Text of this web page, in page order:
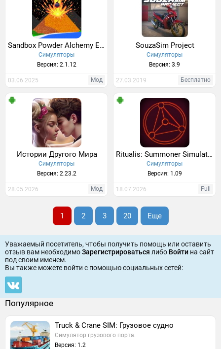
Sandbox Powder Alchemy Element
Симуляторы
Версия: 2.1.12
03.06.2025 Мод
SouzaSim Project
Симуляторы
Версия: 3.9
27.03.2019 Бесплатно
Истории Другого Мира
Симуляторы
Версия: 2.23.2
28.05.2026 Мод
Ritualis: Summoner Simulator
Симуляторы
Версия: 1.09
18.07.2026 Full
1 2 3 20 Еще
Уважаемый посетитель, чтобы получить помощь или оставить
отзыв вам необходимоЗарегистрироваться либо Войти на сайт
под своим именем.
Вы также можете войти c помощью социальных сетей:
Популярное
Truck & Crane SIM: Грузовое судно
Симулятор грузового порта.
Версия: 1.2